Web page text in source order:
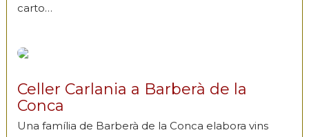
carto…
Celler Carlania a Barberà de la
Conca
Una família de Barberà de la Conca elabora vins